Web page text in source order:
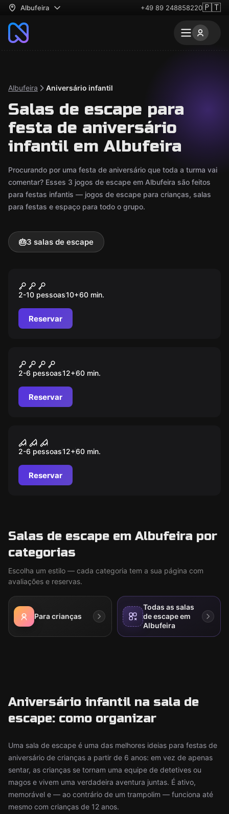
Albufeira +49 89 248858220🇵🇹
Albufeira Aniversário infantil
Salas de escape para
festa de aniversário
infantil em Albufeira
Procurando por uma festa de aniversário que toda a turma vai
comentar? Esses 3 jogos de escape em Albufeira são feitos
para festas infantis — jogos de escape para crianças, salas
para festas e espaço para todo o grupo.
🎂3 salas de escape
X-Cube
2-10 pessoas10+60 min.
Reservar
Museum Heist
2-6 pessoas12+60 min.
Reservar
Survival Instinct
2-6 pessoas12+60 min.
Reservar
Salas de escape em Albufeira por
categorias
Escolha um estilo — cada categoria tem a sua página com
avaliações e reservas.
Para crianças
Todas as salas
de escape em
Albufeira
Aniversário infantil na sala de
escape: como organizar
Uma sala de escape é uma das melhores ideias para festas de
aniversário de crianças a partir de 6 anos: em vez de apenas
sentar, as crianças se tornam uma equipe de detetives ou
magos e vivem uma verdadeira aventura juntas. É ativo,
memorável e — ao contrário de um trampolim — funciona até
mesmo com crianças de 12 anos.